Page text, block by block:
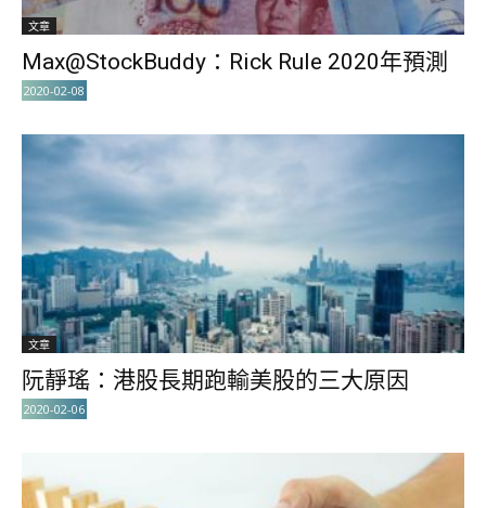
文章
Max@StockBuddy：Rick Rule 2020年預測
2020-02-08
文章
阮靜瑤：港股長期跑輸美股的三大原因
2020-02-06